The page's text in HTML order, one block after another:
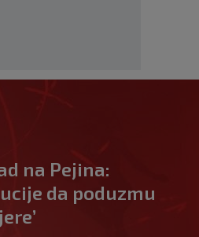
na Pejina:
da poduzmu